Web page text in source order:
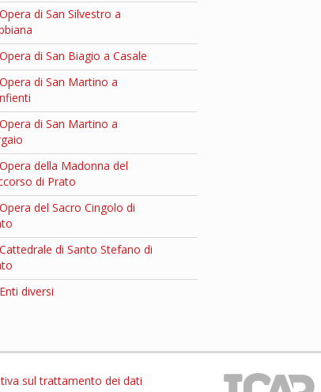
Opera di San Silvestro a
Opera di San Biagio a Casale
Opera di San Martino a
Opera di San Martino a
Opera della Madonna del
di Prato
Opera del Sacro Cingolo di
Cattedrale di Santo Stefano di
Enti diversi
sul trattamento dei dati